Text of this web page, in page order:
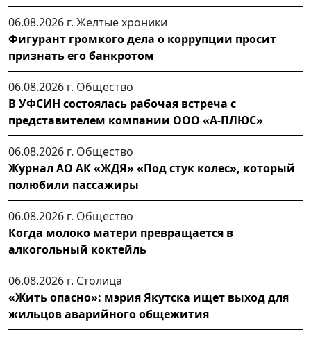
06.08.2026 г. Желтые хроники
Фигурант громкого дела о коррупции просит
признать его банкротом
06.08.2026 г. Общество
В УФСИН состоялась рабочая встреча с
представителем компании ООО «А-ПЛЮС»
06.08.2026 г. Общество
Журнал АО АК «ЖДЯ» «Под стук колес», который
полюбили пассажиры
06.08.2026 г. Общество
Когда молоко матери превращается в
алкогольный коктейль
06.08.2026 г. Столица
«Жить опасно»: мэрия Якутска ищет выход для
жильцов аварийного общежития